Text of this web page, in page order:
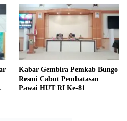
Kabar Gembira Pemkab Bungo
Resmi Cabut Pembatasan
Pawai HUT RI Ke-81